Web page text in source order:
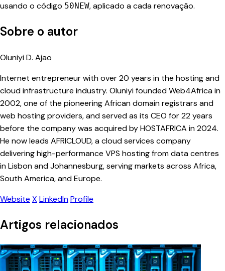
usando o código 50NEW, aplicado a cada renovação.
Sobre o autor
Oluniyi D. Ajao
Internet entrepreneur with over 20 years in the hosting and
cloud infrastructure industry. Oluniyi founded Web4Africa in
2002, one of the pioneering African domain registrars and
web hosting providers, and served as its CEO for 22 years
before the company was acquired by HOSTAFRICA in 2024.
He now leads AFRICLOUD, a cloud services company
delivering high-performance VPS hosting from data centres
in Lisbon and Johannesburg, serving markets across Africa,
South America, and Europe.
Website X LinkedInProfile
Artigos relacionados